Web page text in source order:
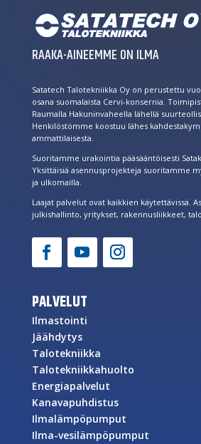
RAAKA-AINEEMME ON ILMA
Satatech Talotekniikka Oy on perustettu
osana suomalaista Cervi-konsernia.
Raumalla Hakuninvaheella lähellä
Henkilöstömme koostuu lähes
ammattilaisesta.
Suoritamme urakointia pääsääntöisesti
Yksittäisiä asennusprojekteja suoritamme
ja ulkomailla.
Laajat palvelut ovat kaikkien käytettävissä.
julkishallinto, yritykset, rakennusliikkeet,
PALVELUT
Ilmastointi
Jäähdytys
Talotekniikka
Talotekniikkahuolto
Energiapalvelut
Kanavapuhdistus
Ilmalämpöpumput
Ilma-vesilämpöpumput